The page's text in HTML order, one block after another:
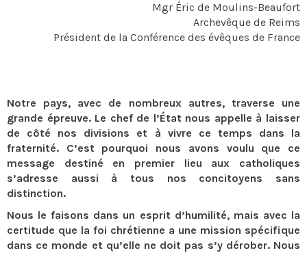
Mgr Éric de Moulins-Beaufort
Archevêque de Reims
Président de la Conférence des évêques de France
Notre pays, avec de nombreux autres, traverse une
grande épreuve. Le chef de l’État nous appelle à laisser
de côté nos divisions et à vivre ce temps dans la
fraternité. C’est pourquoi nous avons voulu que ce
message destiné en premier lieu aux catholiques
s’adresse aussi à tous nos concitoyens sans
distinction.
Nous le faisons dans un esprit d’humilité, mais avec la
certitude que la foi chrétienne a une mission spécifique
dans ce monde et qu’elle ne doit pas s’y dérober. Nous